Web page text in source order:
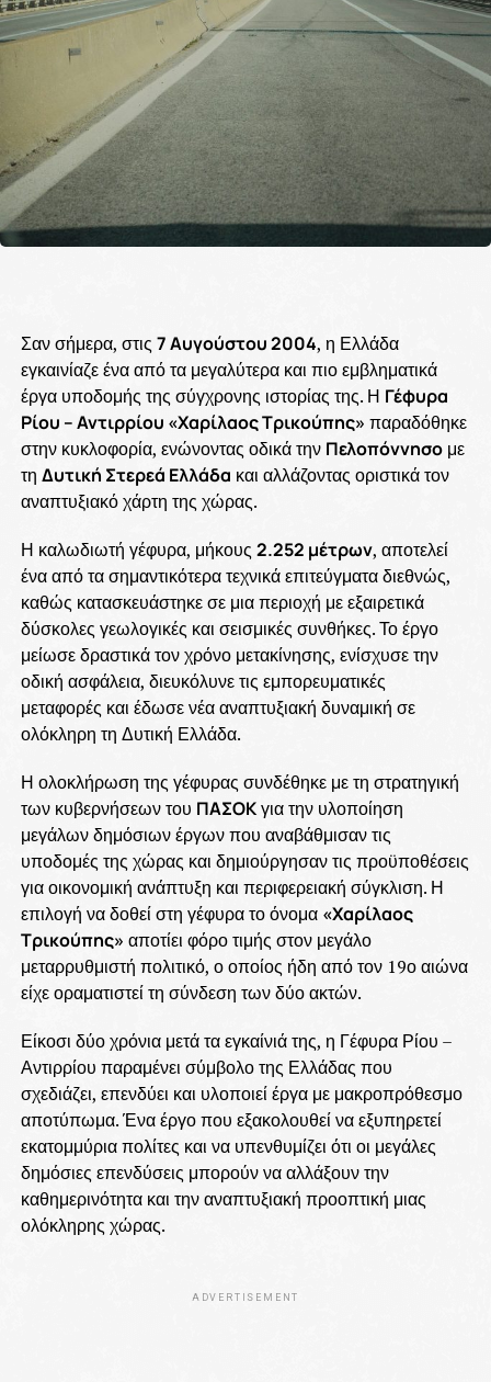
Σαν σήμερα, στις 7 Αυγούστου 2004, η Ελλάδα
εγκαινίαζε ένα από τα μεγαλύτερα και πιο εμβληματικά
έργα υποδομής της σύγχρονης ιστορίας της. Η Γέφυρα
Ρίου – Αντιρρίου «Χαρίλαος Τρικούπης» παραδόθηκε
στην κυκλοφορία, ενώνοντας οδικά την Πελοπόννησομε
τη Δυτική Στερεά Ελλάδα και αλλάζοντας οριστικά τον
αναπτυξιακό χάρτη της χώρας.
Η καλωδιωτή γέφυρα, μήκους 2.252 μέτρων, αποτελεί
ένα από τα σημαντικότερα τεχνικά επιτεύγματα διεθνώς,
καθώς κατασκευάστηκε σε μια περιοχή με εξαιρετικά
δύσκολες γεωλογικές και σεισμικές συνθήκες. Το έργο
μείωσε δραστικά τον χρόνο μετακίνησης, ενίσχυσε την
οδική ασφάλεια, διευκόλυνε τις εμπορευματικές
μεταφορές και έδωσε νέα αναπτυξιακή δυναμική σε
ολόκληρη τη Δυτική Ελλάδα.
Η ολοκλήρωση της γέφυρας συνδέθηκε με τη στρατηγική
των κυβερνήσεων του ΠΑΣΟΚγια την υλοποίηση
μεγάλων δημόσιων έργων που αναβάθμισαν τις
υποδομές της χώρας και δημιούργησαν τις προϋποθέσεις
για οικονομική ανάπτυξη και περιφερειακή σύγκλιση. Η
επιλογή να δοθεί στη γέφυρα το όνομα «Χαρίλαος
Τρικούπης» αποτίει φόρο τιμής στον μεγάλο
μεταρρυθμιστή πολιτικό, ο οποίος ήδη από τον 19ο αιώνα
είχε οραματιστεί τη σύνδεση των δύο ακτών.
Είκοσι δύο χρόνια μετά τα εγκαίνιά της, η Γέφυρα Ρίου –
Αντιρρίου παραμένει σύμβολο της Ελλάδας που
σχεδιάζει, επενδύει και υλοποιεί έργα με μακροπρόθεσμο
αποτύπωμα. Ένα έργο που εξακολουθεί να εξυπηρετεί
εκατομμύρια πολίτες και να υπενθυμίζει ότι οι μεγάλες
δημόσιες επενδύσεις μπορούν να αλλάξουν την
καθημερινότητα και την αναπτυξιακή προοπτική μιας
ολόκληρης χώρας.
ADVERTISEMENT